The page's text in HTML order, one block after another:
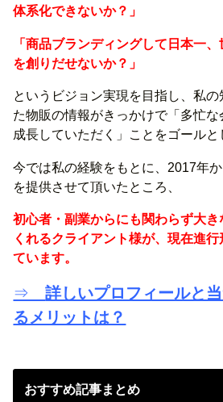
体系化できないか？」
「商品ブランディングして日本一
を創りだせないか？」
というビジョン実現を目指し、私
た物販の情報がきっかけで「多忙
成長していただく」ことをゴールと
今では私の経験をもとに、2017年
を提供させて頂いたところ、
初心者・副業からにも関わらず大
くれるクライアント様が、現在進
ています。
⇒詳しいプロフィールと
るメリットは？
おすすめ記事まとめ